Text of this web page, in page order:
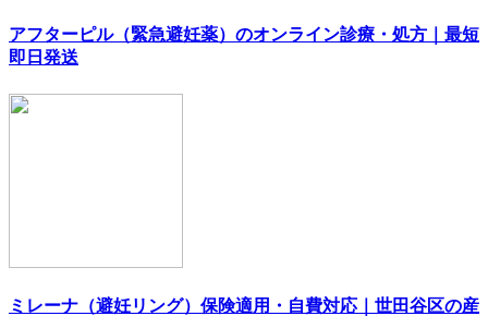
アフターピル（緊急避妊薬）のオンライン診療・処方｜最短
即日発送
ミレーナ（避妊リング）保険適用・自費対応｜世田谷区の産